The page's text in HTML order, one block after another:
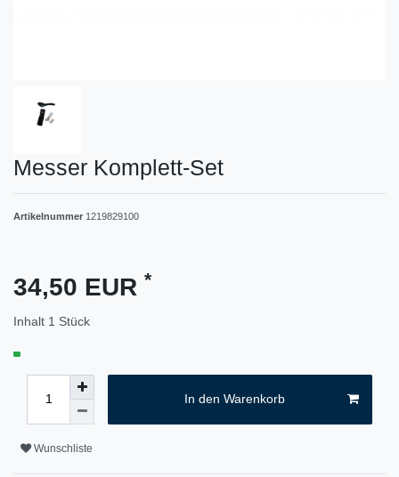
Messer Komplett-Set
Artikelnummer 1219829100
34,50 EUR *
Inhalt 1 Stück
In den Warenkorb
Wunschliste